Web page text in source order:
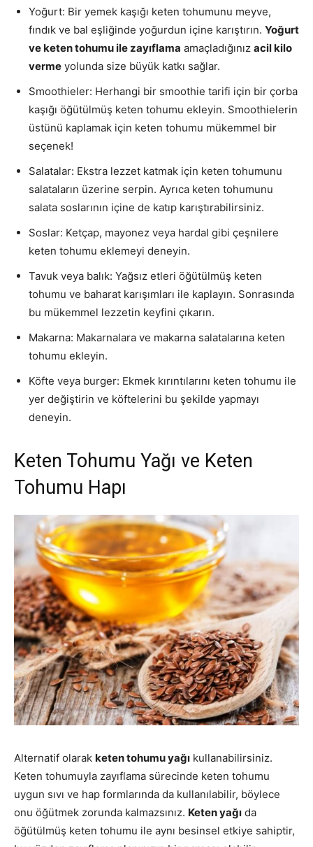
Yoğurt: Bir yemek kaşığı keten tohumunu meyve,
fındık ve bal eşliğinde yoğurdun içine karıştırın. Yoğurt
ve keten tohumu ile zayıflama amaçladığınız acil kilo
verme yolunda size büyük katkı sağlar.
Smoothieler: Herhangi bir smoothie tarifi için bir çorba
kaşığı öğütülmüş keten tohumu ekleyin. Smoothielerin
üstünü kaplamak için keten tohumu mükemmel bir
seçenek!
Salatalar: Ekstra lezzet katmak için keten tohumunu
salataların üzerine serpin. Ayrıca keten tohumunu
salata soslarının içine de katıp karıştırabilirsiniz.
Soslar: Ketçap, mayonez veya hardal gibi çeşnilere
keten tohumu eklemeyi deneyin.
Tavuk veya balık: Yağsız etleri öğütülmüş keten
tohumu ve baharat karışımları ile kaplayın. Sonrasında
bu mükemmel lezzetin keyfini çıkarın.
Makarna: Makarnalara ve makarna salatalarına keten
tohumu ekleyin.
Köfte veya burger: Ekmek kırıntılarını keten tohumu ile
yer değiştirin ve köftelerini bu şekilde yapmayı
deneyin.
Keten Tohumu Yağı ve Keten
Tohumu Hapı
Alternatif olarak keten tohumu yağı kullanabilirsiniz.
Keten tohumuyla zayıflama sürecinde keten tohumu
uygun sıvı ve hap formlarında da kullanılabilir, böylece
onu öğütmek zorunda kalmazsınız. Keten yağı da
öğütülmüş keten tohumu ile aynı besinsel etkiye sahiptir,